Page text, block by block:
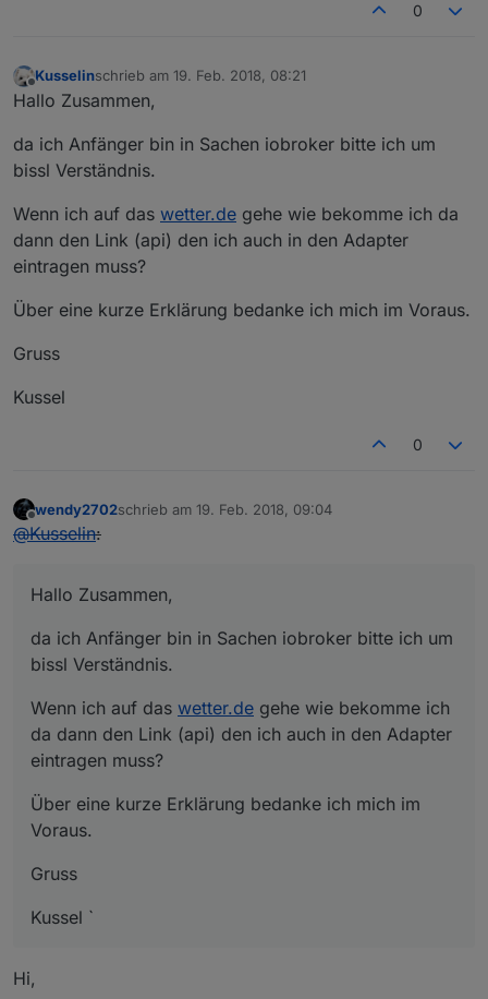
0
Offline
Kusselinschrieb am 19. Feb. 2018, 08:21
zuletzt editiert von
Hallo Zusammen,
da ich Anfänger bin in Sachen iobroker bitte ich um
bissl Verständnis.
Wenn ich auf das wetter.de gehe wie bekomme ich da
dann den Link (api) den ich auch in den Adapter
eintragen muss?
Über eine kurze Erklärung bedanke ich mich im Voraus.
Gruss
Kussel
0
Offline
wendy2702schrieb am 19. Feb. 2018, 09:04
zuletzt editiert von
@Kusselin:
Hallo Zusammen,
da ich Anfänger bin in Sachen iobroker bitte ich um
bissl Verständnis.
Wenn ich auf das wetter.de gehe wie bekomme ich
da dann den Link (api) den ich auch in den Adapter
eintragen muss?
Über eine kurze Erklärung bedanke ich mich im
Voraus.
Gruss
Kussel `
Hi,